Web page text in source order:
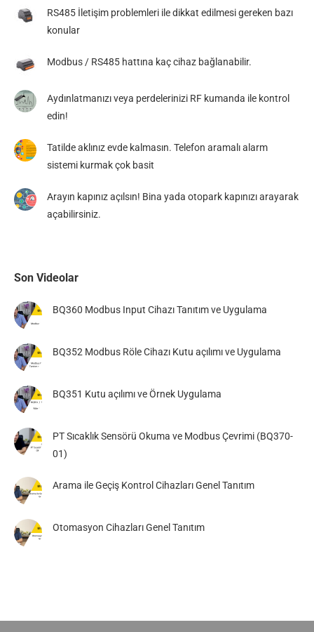
RS485 İletişim problemleri ile dikkat edilmesi gereken bazı
konular
Modbus / RS485 hattına kaç cihaz bağlanabilir.
Aydınlatmanızı veya perdelerinizi RF kumanda ile kontrol
edin!
Tatilde aklınız evde kalmasın. Telefon aramalı alarm
sistemi kurmak çok basit
Arayın kapınız açılsın! Bina yada otopark kapınızı arayarak
açabilirsiniz.
Son Videolar
BQ360 Modbus Input Cihazı Tanıtım ve Uygulama
BQ352 Modbus Röle Cihazı Kutu açılımı ve Uygulama
BQ351 Kutu açılımı ve Örnek Uygulama
PT Sıcaklık Sensörü Okuma ve Modbus Çevrimi (BQ370-
01)
Arama ile Geçiş Kontrol Cihazları Genel Tanıtım
Otomasyon Cihazları Genel Tanıtım